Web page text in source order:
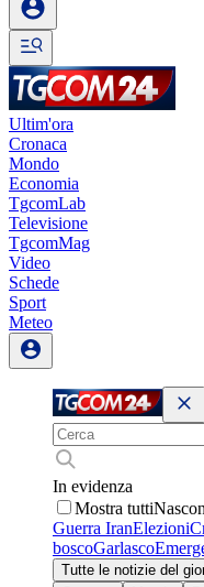
Ultim'ora
Cronaca
Mondo
Economia
TgcomLab
Televisione
TgcomMag
Video
Schede
Sport
Meteo
In evidenza
Mostra tutti
Guerra IranElezioni
boscoGarlasco
Tutte le notizie del